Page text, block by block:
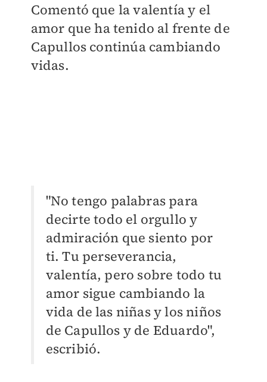
Comentó que la valentía y el
amor que ha tenido al frente de
Capullos continúa cambiando
vidas.
"No tengo palabras para
decirte todo el orgullo y
admiración que siento por
ti. Tu perseverancia,
valentía, pero sobre todo tu
amor sigue cambiando la
vida de las niñas y los niños
de Capullos y de Eduardo",
escribió.